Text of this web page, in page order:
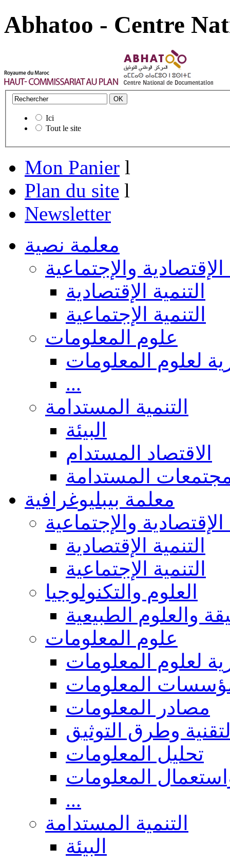
Abhatoo - Centre
Ici
Tout le site
Mon Panier l
Plan du site l
Newsletter
معلمة نصية
الإقتصادية والإجتماعية
التنمية الإقتصادية
التنمية الإجتماعية
علوم المعلومات
لعلوم المعلومات
...
التنمية المستدامة
البيئة
الاقتصاد المستدام
المستدامة
معلمة بيبليوغرافية
الإقتصادية والإجتماعية
التنمية الإقتصادية
التنمية الإجتماعية
العلوم والتكنولوجيا
والعلوم الطبيعية
علوم المعلومات
لعلوم المعلومات
المعلومات
مصادر المعلومات
وطرق التوثيق
تحليل المعلومات
المعلومات
...
التنمية المستدامة
البيئة